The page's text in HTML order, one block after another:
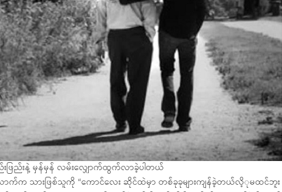
ြည်းနဲ့ မှန်မှန် လမ်းလျှောက်ထွက်လာခဲ့ပါတယ်
ောက်က သားဖြစ်သူကို “ကောင်လေး ဆိုင်ထဲမှာ တစ်ခုခုများကျန်ခဲ့တယ်လိ့ုမထင်ဘူး